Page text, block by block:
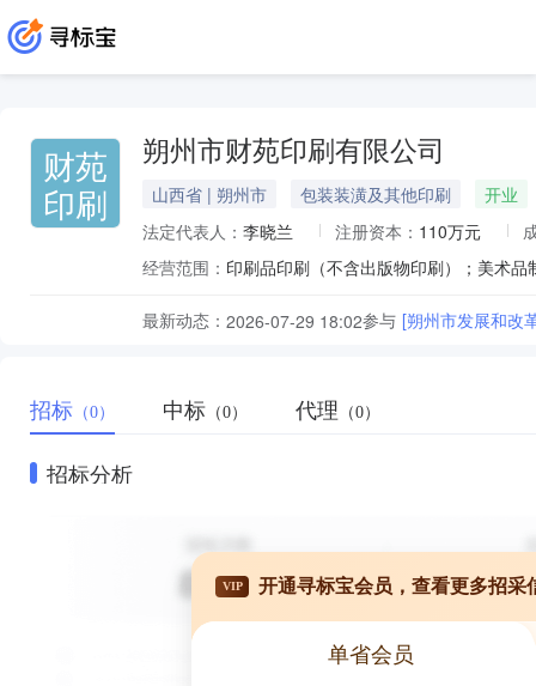
财苑
印刷
朔州市财苑印刷有限公司
山西省 | 朔州市 包装装潢及其他印刷
开业
法定代表人： 李晓兰 注册资本： 110万元
经营范围：
最新动态： 2026-07-29 18:02参与 [朔州市发展和改
招标 （0） 中标 （0） 代理 （0）
招标分析
VIP 开通寻标宝会员，查看更多招采
单省会员